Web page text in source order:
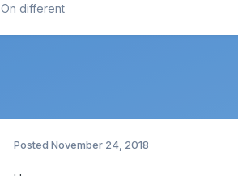
On different
Posted November 24, 2018